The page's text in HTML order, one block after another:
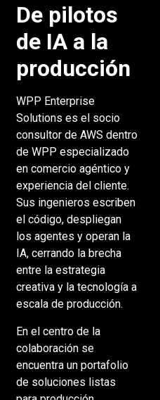
De pilotos
de IA a la
producción
WPP Enterprise
Solutions es el socio
consultor de AWS dentro
de WPP especializado
en comercio agéntico y
experiencia del cliente.
Sus ingenieros escriben
el código, despliegan
los agentes y operan la
IA, cerrando la brecha
entre la estrategia
creativa y la tecnología a
escala de producción.
En el centro de la
colaboración se
encuentra un portafolio
de soluciones listas